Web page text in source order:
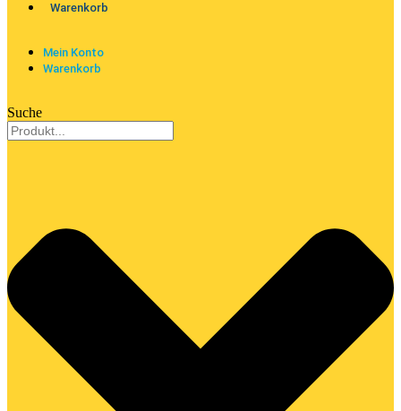
Warenkorb
Mein Konto
Warenkorb
Suche